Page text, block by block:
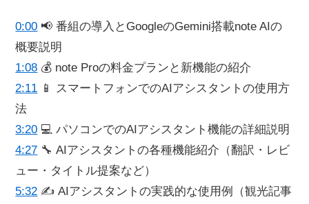
0:00 📢 番組の導入とGoogleのGemini搭載note AIの
概要説明
1:08 💰 note Proの料金プランと新機能の紹介
2:11 📱 スマートフォンでのAIアシスタントの使用方
法
3:20 💻 パソコンでのAIアシスタント機能の詳細説明
4:27 🔧 AIアシスタントの各種機能紹介（翻訳・レビ
ュー・タイトル提案など）
5:32 ✍️ AIアシスタントの実践的な使用例（観光記事